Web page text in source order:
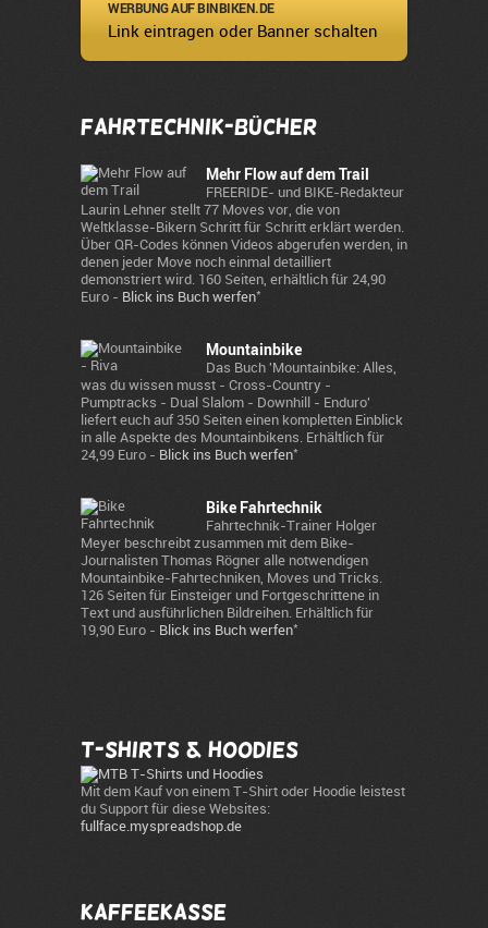
WERBUNG AUF BINBIKEN.DE
Link eintragen oder Banner schalten
Fahrtechnik-Bücher
Mehr Flow auf dem Trail
FREERIDE- und BIKE-Redakteur
Laurin Lehner stellt 77 Moves vor, die von
Weltklasse-Bikern Schritt für Schritt erklärt werden.
Über QR-Codes können Videos abgerufen werden, in
denen jeder Move noch einmal detailliert
demonstriert wird. 160 Seiten, erhältlich für 24,90
Euro - Blick ins Buch werfen*
Mountainbike
Das Buch 'Mountainbike: Alles,
was du wissen musst - Cross-Country -
Pumptracks - Dual Slalom - Downhill - Enduro'
liefert euch auf 350 Seiten einen kompletten Einblick
in alle Aspekte des Mountainbikens. Erhältlich für
24,99 Euro - Blick ins Buch werfen*
Bike Fahrtechnik
Fahrtechnik-Trainer Holger
Meyer beschreibt zusammen mit dem Bike-
Journalisten Thomas Rögner alle notwendigen
Mountainbike-Fahrtechniken, Moves und Tricks.
126 Seiten für Einsteiger und Fortgeschrittene in
Text und ausführlichen Bildreihen. Erhältlich für
19,90 Euro - Blick ins Buch werfen*
T-Shirts & Hoodies
Mit dem Kauf von einem T-Shirt oder Hoodie leistest
du Support für diese Websites:
fullface.myspreadshop.de
Kaffeekasse